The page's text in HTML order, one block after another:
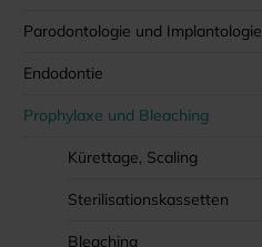
Parodontologie und Implantologie
Endodontie
Prophylaxe und Bleaching
Kürettage, Scaling
Sterilisationskassetten
Bleaching